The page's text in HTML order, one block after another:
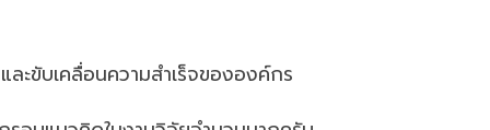
ะขับเคลื่อนความสำเร็จขององค์กร